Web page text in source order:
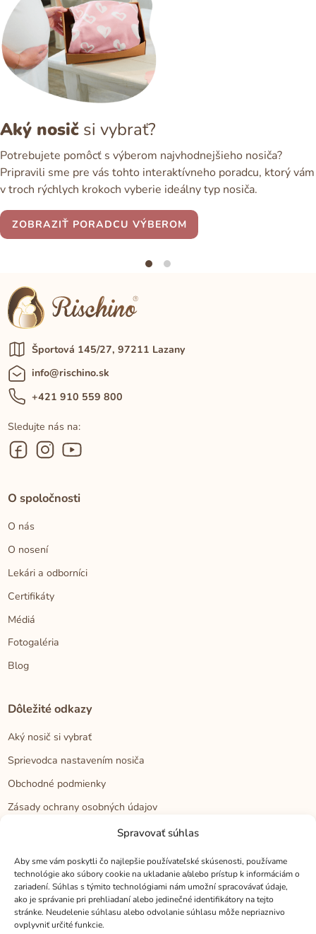
Spravovať súhlas
Aby sme vám poskytli čo najlepšie používateľské skúsenosti, používame
technológie ako súbory cookie na ukladanie a/alebo prístup k informáciám o
zariadení. Súhlas s týmito technológiami nám umožní spracovávať údaje,
ako je správanie pri prehliadaní alebo jedinečné identifikátory na tejto
stránke. Neudelenie súhlasu alebo odvolanie súhlasu môže nepriaznivo
ovplyvniť určité funkcie.
Aký nosič si vybrať?
Potrebujete pomôcť s výberom najvhodnejšieho nosiča?
Pripravili sme pre vás tohto interaktívneho poradcu, ktorý vám
v troch rýchlych krokoch vyberie ideálny typ nosiča.
ZOBRAZIŤ PORADCU VÝBEROM
Športová 145/27, 97211 Lazany
info@rischino.sk
+421 910 559 800
Sledujte nás na:
O spoločnosti
O nás
O nosení
Lekári a odborníci
Certifikáty
Médiá
Fotogaléria
Blog
Dôležité odkazy
Aký nosič si vybrať
Sprievodca nastavením nosiča
Obchodné podmienky
Zásady ochrany osobných údajov
Kontakt
Kontakt